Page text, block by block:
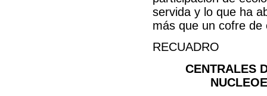
servida y lo que ha
más que un cofre de
RECUADRO
CENTRALES